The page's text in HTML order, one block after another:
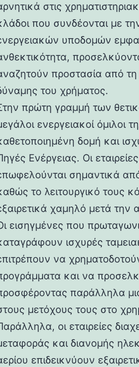
στις
που συνδέονται με
υποδομών
προστασία από
του χρήματος.
πρώτη γραμμή των
ενεργειακοί όμιλοι
δομή και
Ενέργειας. Οι
σημαντικά
το λειτουργικό τους
χαμηλό μετά
εισηγμένες που
ισχυρές
να
και να
παράλληλα
μετόχους τους στο
οι εταιρείες
και διανομής
επιδεικνύουν